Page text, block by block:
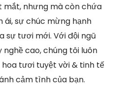
mắt, nhưng mà còn chứa
sự chúc mừng hạnh
sự tươi mới. Với đội ngũ
cao, chúng tôi luôn
tươi tuyệt vời & tinh tế
cảm tình của bạn.